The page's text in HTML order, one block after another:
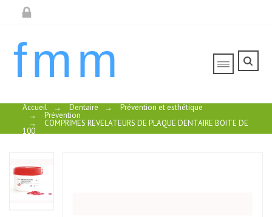
fmm
Accueil → Dentaire → Prévention et esthétique
→ Prévention
→ COMPRIMES REVELATEURS DE PLAQUE DENTAIRE BOITE DE
100